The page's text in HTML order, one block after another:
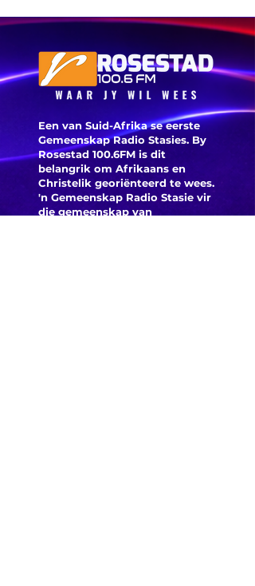
Kwekery is
oorlede
Een van Suid-Afrika se eerste
Gemeenskap Radio Stasies. By
Rosestad 100.6FM is dit
belangrik om Afrikaans en
Christelik georiënteerd te wees.
'n Gemeenskap Radio Stasie vir
die gemeenskap van